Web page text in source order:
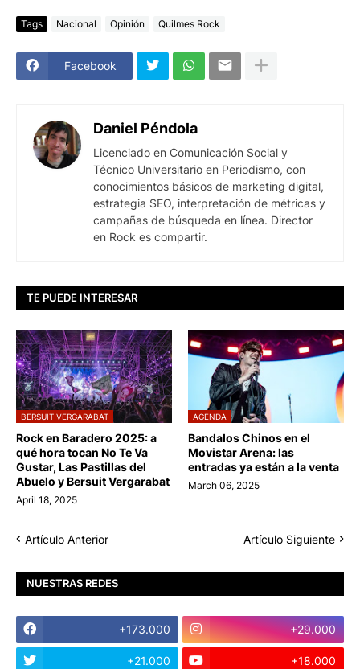
Tags Nacional Opinión Quilmes Rock
Facebook
Daniel Péndola
Licenciado en Comunicación Social y
Técnico Universitario en Periodismo, con
conocimientos básicos de marketing digital,
estrategia SEO, interpretación de métricas y
campañas de búsqueda en línea. Director
en Rock es compartir.
TE PUEDE INTERESAR
BERSUIT VERGARABAT
Rock en Baradero 2025: a
qué hora tocan No Te Va
Gustar, Las Pastillas del
Abuelo y Bersuit Vergarabat
April 18, 2025
AGENDA
Bandalos Chinos en el
Movistar Arena: las
entradas ya están a la venta
March 06, 2025
Artículo Anterior Artículo Siguiente
NUESTRAS REDES
+173.000 +29.000
+21.000 +18.000